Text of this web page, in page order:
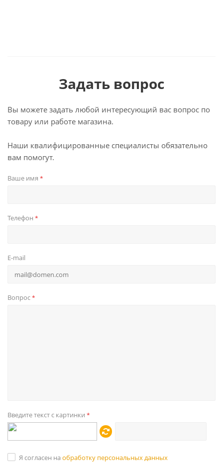
Задать вопрос
Вы можете задать любой интересующий вас вопрос по
товару или работе магазина.
Наши квалифицированные специалисты обязательно
вам помогут.
Ваше имя *
Телефон *
E-mail
Вопрос*
Введите текст с картинки *
Я согласен на обработку персональных данных